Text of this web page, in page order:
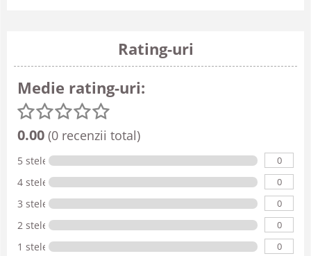
Rating-uri
Medie rating-uri:
0.00 (0 recenzii total)
5 stele 0
4 stele 0
3 stele 0
2 stele 0
1 stele 0